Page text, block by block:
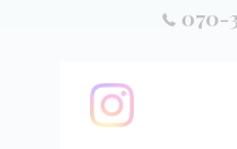
炭なしシーシャの安全な
炭を使わない“炭なしシー
なため、より安全にシー
心者に適しています。電
070-